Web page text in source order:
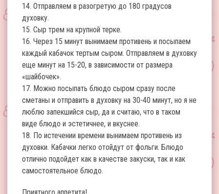
14. Отправляем в разогретую до 180 градусов
духовку.
15. Сыр трем на крупной терке.
16. Через 15 минут вынимаем противень и посыпаем
каждый кабачок тертым сыром. Отправляем в духовку
еще минут на 15-20, в зависимости от размера
«шайбочек».
17. Можно посыпать блюдо сыром сразу после
сметаны и отправить в духовку на 30-40 минут, но я не
люблю запекшийся сыр, да и считаю, что в таком
виде блюдо и эстетичнее, и вкуснее.
18. По истечении времени вынимаем противень из
духовки. Кабачки легко отойдут от фольги. Блюдо
отлично подойдет как в качестве закуски, так и как
самостоятельное блюдо.